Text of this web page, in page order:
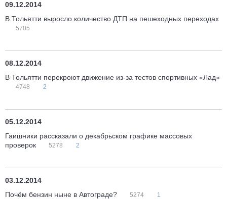
09.12.2014
В Тольятти выросло количество ДТП на пешеходных переходах
5705
08.12.2014
В Тольятти перекроют движение из-за тестов спортивных «Лад»
4748 2
05.12.2014
Гаишники рассказали о декабрьском графике массовых
проверок
5278 2
03.12.2014
Почём бензин ныне в Автограде?
5274 1